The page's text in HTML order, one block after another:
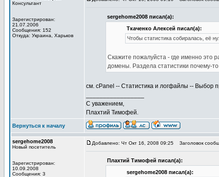
Консультант
Зарегистрирован:
21.07.2006
Сообщения: 152
Откуда: Украина, Харьков
sergehome2008 писал(а):
Ткаченко Алексей писал(а):
Чтобы статистика собиралась, её
Скажите пожалуйста - где именно это
домены. Раздела статистики почему-то
см. cPanel -- Статистика и логфайлы -- Выбор
С уважением,
Плахтий Тимофей.
Вернуться к началу
sergehome2008
Новый посетитель
Зарегистрирован:
10.09.2008
Сообщения: 3
Добавлено: Чт Окт 16, 2008 09:25 Заголовок
Плахтий Тимофей писал(а):
sergehome2008 писал(а):